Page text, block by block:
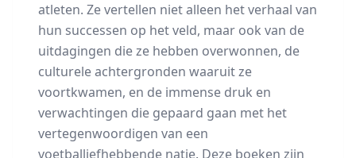
atleten. Ze vertellen niet alleen het verhaal van
hun successen op het veld, maar ook van de
uitdagingen die ze hebben overwonnen, de
culturele achtergronden waaruit ze
voortkwamen, en de immense druk en
verwachtingen die gepaard gaan met het
vertegenwoordigen van een
voetballiefhebbende natie. Deze boeken zijn